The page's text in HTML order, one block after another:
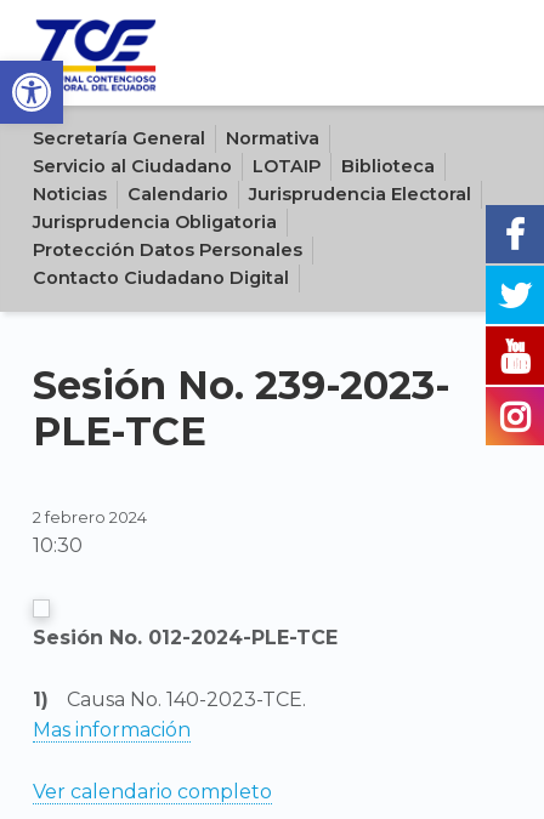
Open toolbar
Sitio oficial del Tribunal Contencioso Electoral del Ecuador
Secretaría General
Normativa
Servicio al Ciudadano
LOTAIP
Biblioteca
Noticias
Calendario
Jurisprudencia Electoral
Jurisprudencia Obligatoria
Protección Datos Personales
Contacto Ciudadano Digital
Sesión No. 239-2023-
PLE-TCE
2 febrero 2024
10:30
Sesión No. 012-2024-PLE-TCE
Causa No. 140-2023-TCE.
Mas información
Ver calendario completo